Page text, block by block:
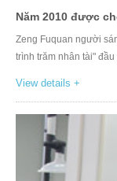
Năm 2010 được
Zeng Fuquan người
trình trăm nhân tài"
View details +